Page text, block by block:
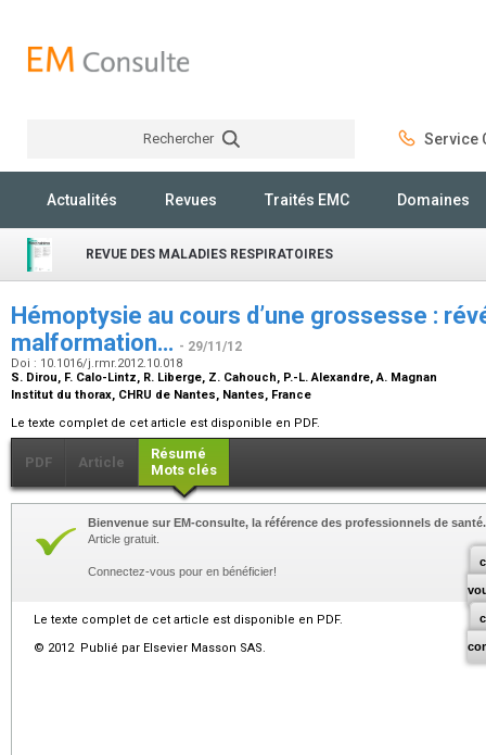
Rechercher Service
Actualités Revues Traités EMC Domaines
REVUE DES MALADIES RESPIRATOIRES
Hémoptysie au cours d’une grossesse :
malformation… - 29/11/12
Doi : 10.1016/j.rmr.2012.10.018
S. Dirou, F. Calo-Lintz, R. Liberge, Z. Cahouch, P.-L. Alexandre, A. Magnan
Institut du thorax, CHRU de Nantes, Nantes, France
Le texte complet de cet article est disponible en PDF.
PDF Article
Résumé
Mots clés
Bienvenue sur EM-consulte, la référence des professionnels de santé.
Article gratuit.
Connectez-vous pour en bénéficier!
Le texte complet de cet article est disponible en PDF.
© 2012 Publié par Elsevier Masson SAS.